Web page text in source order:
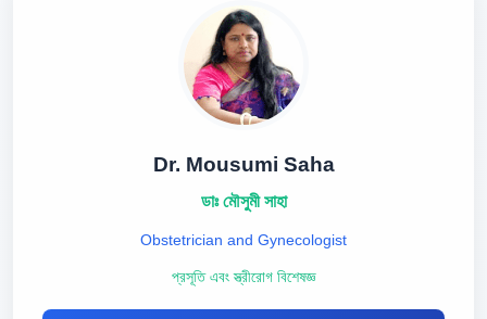
Dr. Mousumi Saha
ডাঃ মৌসুমী সাহা
Obstetrician and Gynecologist
প্রসূতি এবং স্ত্রীরোগ বিশেষজ্ঞ